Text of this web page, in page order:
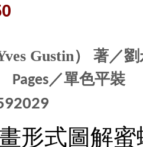
Gustin） 著／
Pages／單色平裝
形式圖解